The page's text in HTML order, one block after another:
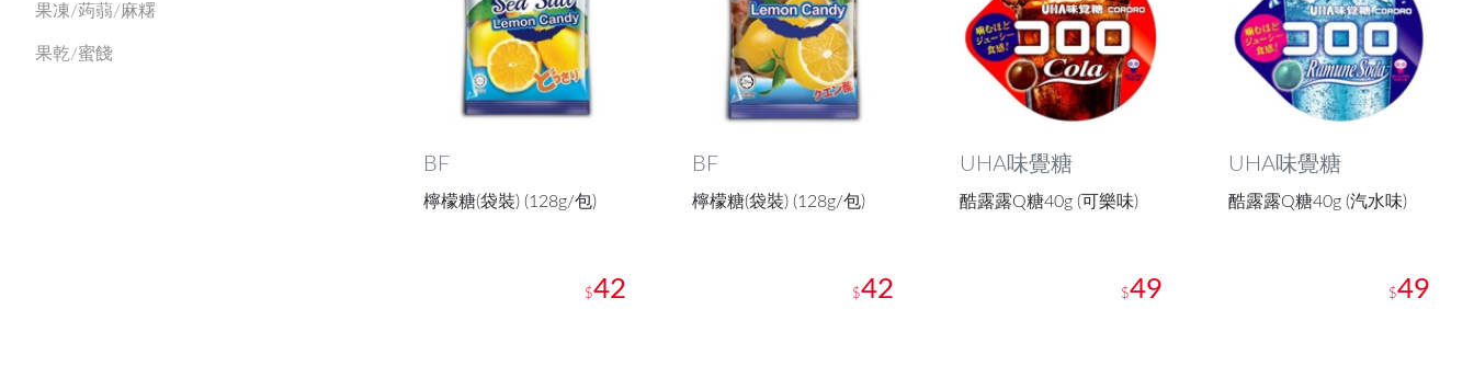
果凍/蒟蒻/麻糬
果乾/蜜餞
BF
檸檬糖(袋裝) (128g/包)
$42
BF
檸檬糖(袋裝) (128g/包)
$42
UHA味覺糖
酷露露Q糖40g (可樂味)
$49
UHA味覺糖
酷露露Q糖40g (汽水味)
$49